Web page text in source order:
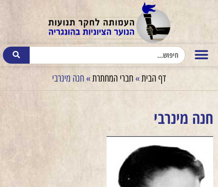
דף הבית»חברי המחתרת»חנה מינרבי
חנה מינרבי